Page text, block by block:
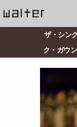
ザ・シン
ク・ガウ